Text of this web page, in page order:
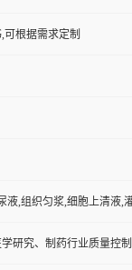
可根据需求定制
液,组织匀浆,细胞上清液,
研究、制药行业质量控